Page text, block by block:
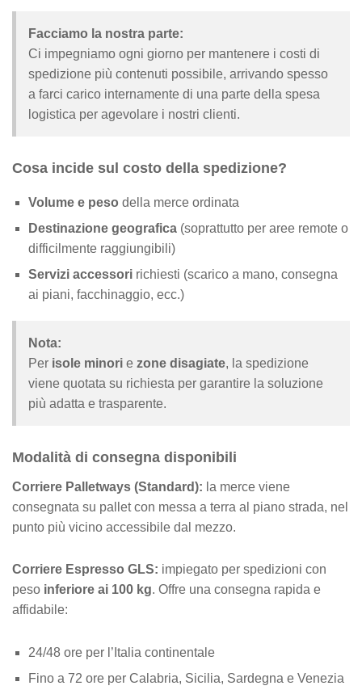
Facciamo la nostra parte:
Ci impegniamo ogni giorno per mantenere i costi di
spedizione più contenuti possibile, arrivando spesso
a farci carico internamente di una parte della spesa
logistica per agevolare i nostri clienti.
Cosa incide sul costo della spedizione?
Volume e peso della merce ordinata
Destinazione geografica (soprattutto per aree remote o
difficilmente raggiungibili)
Servizi accessori richiesti (scarico a mano, consegna
ai piani, facchinaggio, ecc.)
Nota:
Per isole minori e zone disagiate, la spedizione
viene quotata su richiesta per garantire la soluzione
più adatta e trasparente.
Modalità di consegna disponibili
Corriere Palletways (Standard): la merce viene
consegnata su pallet con messa a terra al piano strada, nel
punto più vicino accessibile dal mezzo.
Corriere Espresso GLS: impiegato per spedizioni con
peso inferiore ai 100 kg. Offre una consegna rapida e
affidabile:
24/48 ore per l’Italia continentale
Fino a 72 ore per Calabria, Sicilia, Sardegna e Venezia